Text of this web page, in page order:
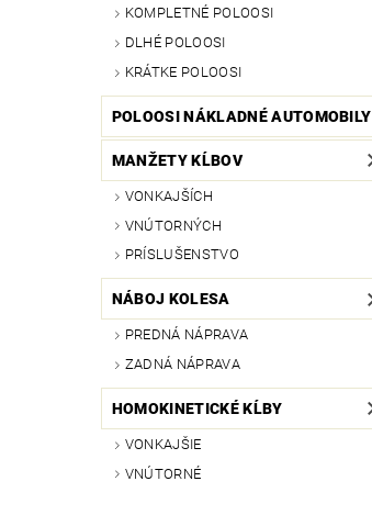
KOMPLETNÉ POLOOSI
DLHÉ POLOOSI
KRÁTKE POLOOSI
POLOOSI NÁKLADNÉ AUTOMOBILY
MANŽETY KĹBOV
VONKAJŠÍCH
VNÚTORNÝCH
PRÍSLUŠENSTVO
NÁBOJ KOLESA
PREDNÁ NÁPRAVA
ZADNÁ NÁPRAVA
HOMOKINETICKÉ KĹBY
VONKAJŠIE
VNÚTORNÉ